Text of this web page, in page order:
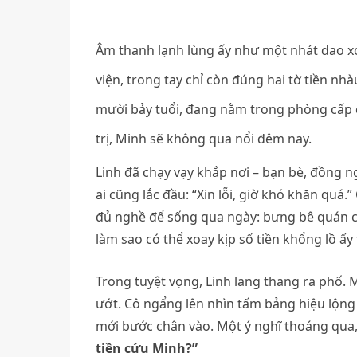
Âm thanh lạnh lùng ấy như một nhát dao
viện, trong tay chỉ còn đúng hai tờ tiền
mười bảy tuổi, đang nằm trong phòng
trị, Minh sẽ không qua nổi đêm nay.
Linh đã chạy vạy khắp nơi – bạn bè, đồng
ai cũng lắc đầu: “Xin lỗi, giờ khó khăn
đủ nghề để sống qua ngày: bưng bê quán
làm sao có thể xoay kịp số tiền khổng lồ
Trong tuyệt vọng, Linh lang thang ra phố.
ướt. Cô ngẩng lên nhìn tấm bảng hiệu
mới bước chân vào. Một ý nghĩ thoáng
tiền cứu Minh?”